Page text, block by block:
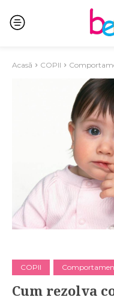
Acasă COPII
COPII
Cum rezolva